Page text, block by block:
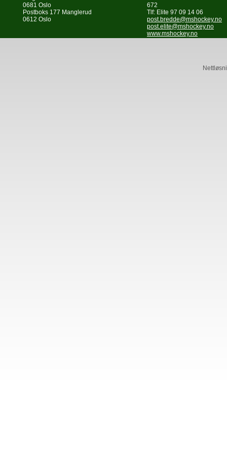
0681 Oslo
Postboks 177 Manglerud
0612 Oslo
672
Tlf: Elite 97 09 14 06
post.bredde@mshockey.no
post.elite@mshockey.no
www.mshockey.no